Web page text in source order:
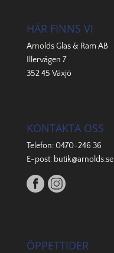
HÄR FINNS VI
Arnolds Glas & Ram AB
Illervägen 7
352 45 Växjö
KONTAKTA OSS
Telefon:0470-246 36
E-post: butik@arnolds.se
ÖPPETTIDER